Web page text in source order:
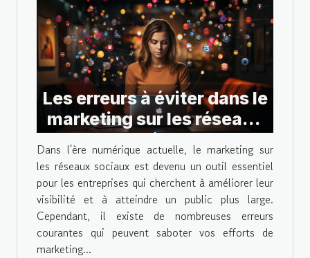
Les erreurs à éviter dans le
marketing sur les réseaux
sociaux
Dans l'ère numérique actuelle, le marketing sur
les réseaux sociaux est devenu un outil essentiel
pour les entreprises qui cherchent à améliorer leur
visibilité et à atteindre un public plus large.
Cependant, il existe de nombreuses erreurs
courantes qui peuvent saboter vos efforts de
marketing...